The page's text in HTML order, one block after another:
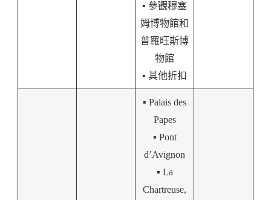
▪️ 參觀穆塞
姆博物館和
普羅旺斯博
物館
▪️ 其他折扣
▪️ Palais des
Papes
▪️ Pont
d’Avignon
▪️ La
Chartreuse,